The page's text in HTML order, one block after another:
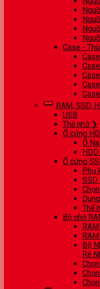
Case -
RAM, SSD,
USB
Thẻ nhớ ❯
Ổ cứng
Ổ
Ổ cứng
Phụ
SSD
Thế
Bộ nhớ
Bộ
Rẻ